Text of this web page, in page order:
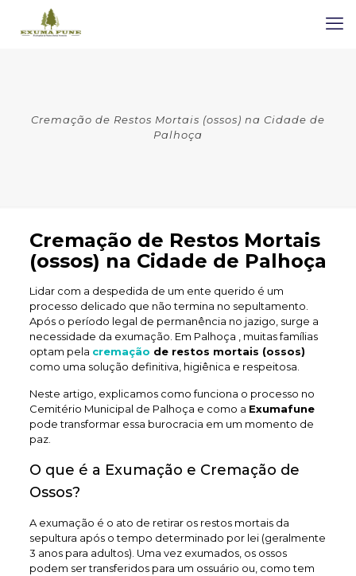
Cremação de Restos Mortais (ossos) na Cidade de
Palhoça
Cremação de Restos Mortais
(ossos) na Cidade de Palhoça
Lidar com a despedida de um ente querido é um
processo delicado que não termina no sepultamento.
Após o período legal de permanência no jazigo, surge a
necessidade da exumação. Em Palhoça , muitas famílias
optam pela cremação de restos mortais (ossos)
como uma solução definitiva, higiênica e respeitosa.
Neste artigo, explicamos como funciona o processo no
Cemitério Municipal de Palhoça e como a Exumafune
pode transformar essa burocracia em um momento de
paz.
O que é a Exumação e Cremação de
Ossos?
A exumação é o ato de retirar os restos mortais da
sepultura após o tempo determinado por lei (geralmente
3 anos para adultos). Uma vez exumados, os ossos
podem ser transferidos para um ossuário ou, como tem